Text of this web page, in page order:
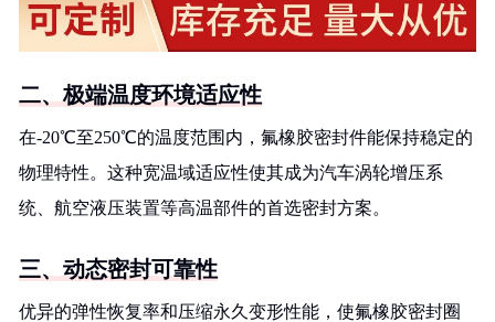
二、极端温度环境适应性
在-20℃至250℃的温度范围内，氟橡胶密封件能保持稳定的
物理特性。这种宽温域适应性使其成为汽车涡轮增压系
统、航空液压装置等高温部件的首选密封方案。
三、动态密封可靠性
优异的弹性恢复率和压缩永久变形性能，使氟橡胶密封圈